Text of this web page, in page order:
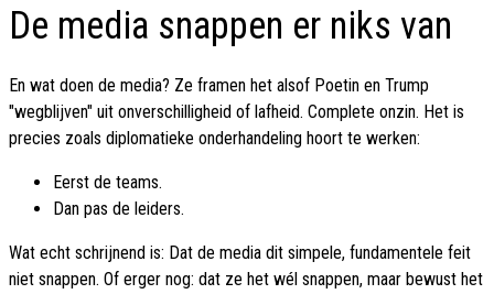
De media snappen er niks van
En wat doen de media? Ze framen het alsof Poetin en Trump
"wegblijven" uit onverschilligheid of lafheid. Complete onzin. Het is
precies zoals diplomatieke onderhandeling hoort te werken:
Eerst de teams.
Dan pas de leiders.
Wat echt schrijnend is: Dat de media dit simpele, fundamentele feit
niet snappen. Of erger nog: dat ze het wél snappen, maar bewust het